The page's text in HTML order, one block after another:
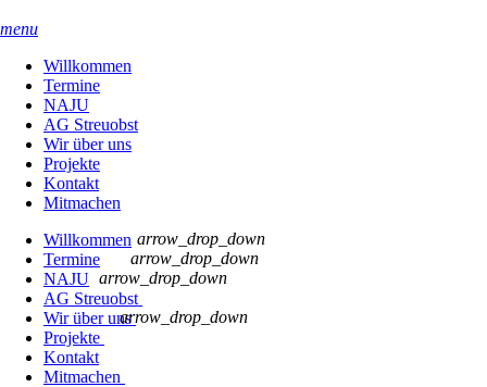
menu
Willkommen
Termine
NAJU
AG Streuobst
Wir über uns
Projekte
Kontakt
Mitmachen
Willkommen
Termine
NAJU
AG Streuobst
arrow_drop_down
Wir über uns
arrow_drop_down
Projekte
arrow_drop_down
Kontakt
Mitmachen
arrow_drop_down